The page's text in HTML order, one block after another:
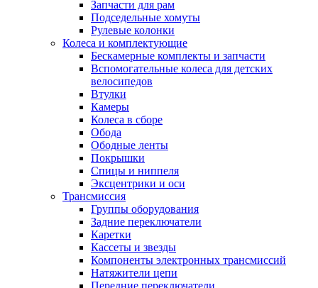
Запчасти для рам
Подседельные хомуты
Рулевые колонки
Колеса и комплектующие
Бескамерные комплекты и запчасти
Вспомогательные колеса для детских
велосипедов
Втулки
Камеры
Колеса в сборе
Обода
Ободные ленты
Покрышки
Спицы и ниппеля
Эксцентрики и оси
Трансмиссия
Группы оборудования
Задние переключатели
Каретки
Кассеты и звезды
Компоненты электронных трансмиссий
Натяжители цепи
Передние переключатели